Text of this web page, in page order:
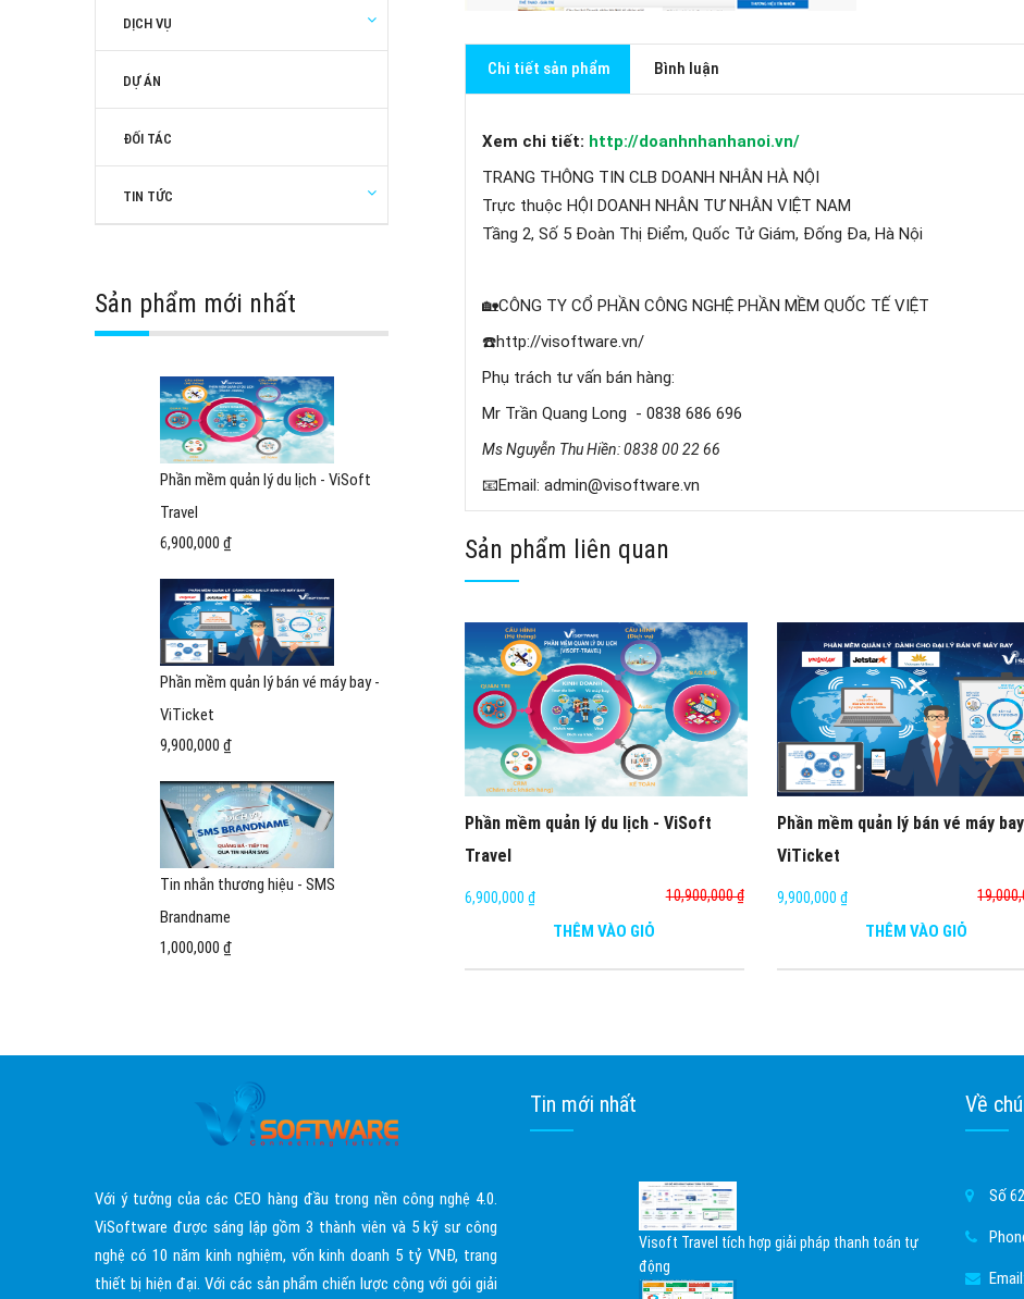
Chi tiết sản phẩm Bình luận
Xem chi tiết: http://doanhnhanhanoi.vn/
TRANG THÔNG TIN CLB DOANH NHÂN HÀ NỘI
Trực thuộc HỘI DOANH NHÂN TƯ NHÂN VIỆT NAM
Tầng 2, Số 5 Đoàn Thị Điểm, Quốc Tử Giám, Đống Đa, Hà Nội
🏡CÔNG TY CỔ PHẦN CÔNG NGHỆ PHẦN MỀM QUỐC TẾ VIỆT
☎️http://visoftware.vn/
Phụ trách tư vấn bán hàng:
Mr Trần Quang Long - 0838 686 696
Ms Nguyễn Thu Hiền: 0838 00 22 66
📧Email: admin@visoftware.vn
Sản phẩm liên quan
Phần mềm quản lý du lịch - ViSoft
Travel
6,900,000 ₫ 10,900,000 ₫
THÊM VÀO GIỎ
Phần mềm quản lý bán vé máy
ViTicket
9,900,000 ₫
THÊM VÀO GIỎ
DỊCH VỤ
DỰ ÁN
ĐỐI TÁC
TIN TỨC
Sản phẩm mới nhất
Phần mềm quản lý du lịch - ViSoft
Travel
6,900,000 ₫
Phần mềm quản lý bán vé máy bay -
ViTicket
9,900,000 ₫
Tin nhắn thương hiệu - SMS
Brandname
1,000,000 ₫
Với ý tưởng của các CEO hàng đầu trong nền công nghệ 4.0.
ViSoftware được sáng lập gồm 3 thành viên và 5 kỹ sư công
nghệ có 10 năm kinh nghiệm, vốn kinh doanh 5 tỷ VNĐ, trang
thiết bị hiện đại. Với các sản phẩm chiến lược cộng với gói giải
Tin mới nhất
Visoft Travel tích hợp giải pháp thanh toán tự
động
Về
Số
Email: